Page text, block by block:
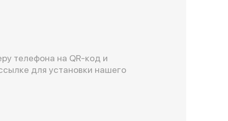
телефона на QR-код и
для установки нашего